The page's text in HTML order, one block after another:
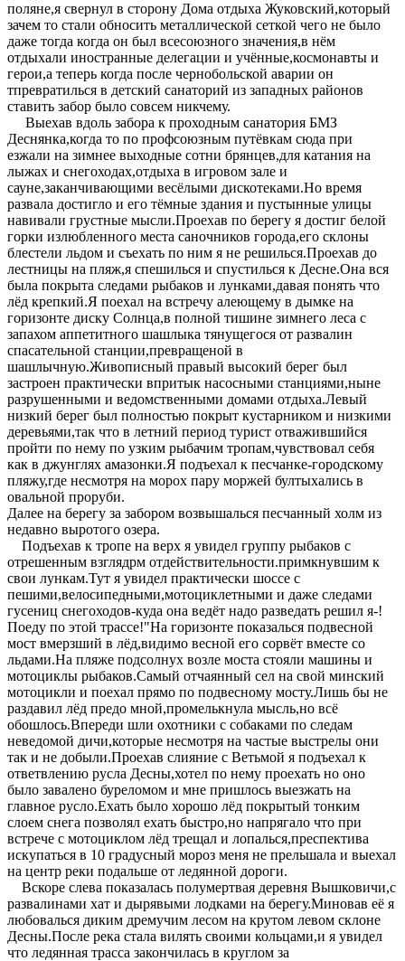
поляне,я свернул в сторону Дома отдыха Жуковский,который
зачем то стали обносить металлической сеткой чего не было
даже тогда когда он был всесоюзного значения,в нём
отдыхали иностранные делегации и учённые,космонавты и
герои,а теперь когда после чернобольской аварии он
тпревратилься в детский санаторий из западных районов
ставить забор было совсем никчему.
Выехав вдоль забора к проходным санатория БМЗ
Деснянка,когда то по профсоюзным путёвкам сюда при
езжали на зимнее выходные сотни брянцев,для катания на
лыжах и снегоходах,отдыха в игровом зале и
сауне,заканчивающими весёлыми дискотеками.Но время
развала достигло и его тёмные здания и пустынные улицы
навивали грустные мысли.Проехав по берегу я достиг белой
горки излюбленного места саночников города,его склоны
блестели льдом и съехать по ним я не решилься.Проехав до
лестницы на пляж,я спешилься и спустилься к Десне.Она вся
была покрыта следами рыбаков и лунками,давая понять что
лёд крепкий.Я поехал на встречу алеющему в дымке на
горизонте диску Солнца,в полной тишине зимнего леса с
запахом аппетитного шашлыка тянущегося от развалин
спасательной станции,превращеной в
шашлычную.Живописный правый высокий берег был
застроен практически впритык насосными станциями,ныне
разрушенными и ведомственными домами отдыха.Левый
низкий берег был полностью покрыт кустарником и низкими
деревьями,так что в летний период турист отважившийся
пройти по нему по узким рыбачим тропам,чувствовал себя
как в джунглях амазонки.Я подъехал к песчанке-городскому
пляжу,где несмотря на морох пару моржей бултыхались в
овальной проруби.
Далее на берегу за забором возвышалься песчанный холм из
недавно выротого озера.
Подъехав к тропе на верх я увидел группу рыбаков с
отрешенным взглядрм отдействительности.примкнувшим к
свои лункам.Тут я увидел практически шоссе с
пешими,велосипедными,мотоциклетными и даже следами
гусениц снегоходов-куда она ведёт надо разведать решил я-!
Поеду по этой трассе!"На горизонте показалься подвесной
мост вмерзший в лёд,видимо весной его сорвёт вместе со
льдами.На пляже подсолнух возле моста стояли машины и
мотоциклы рыбаков.Самый отчаянный сел на свой минский
мотоцикли и поехал прямо по подвесному мосту.Лишь бы не
раздавил лёд предо мной,промелькнула мысль,но всё
обошлось.Впереди шли охотники с собаками по следам
неведомой дичи,которые несмотря на частые выстрелы они
так и не добыли.Проехав слияние с Ветьмой я подъехал к
ответвлению русла Десны,хотел по нему проехать но оно
было завалено буреломом и мне пришлось выезжать на
главное русло.Ехать было хорошо лёд покрытый тонким
слоем снега позволял ехать быстро,но напрягало что при
встрече с мотоциклом лёд трещал и лопалься,преспектива
искупаться в 10 градусный мороз меня не прельшала и выехал
на центр реки подальше от ледянной дороги.
Вскоре слева показалась полумертвая деревня Вышковичи,с
развалинами хат и дырявыми лодками на берегу.Миновав её я
любовалься диким дремучим лесом на крутом левом склоне
Десны.После река стала вилять своими кольцами,и я увидел
что ледянная трасса закончилась в круглом за